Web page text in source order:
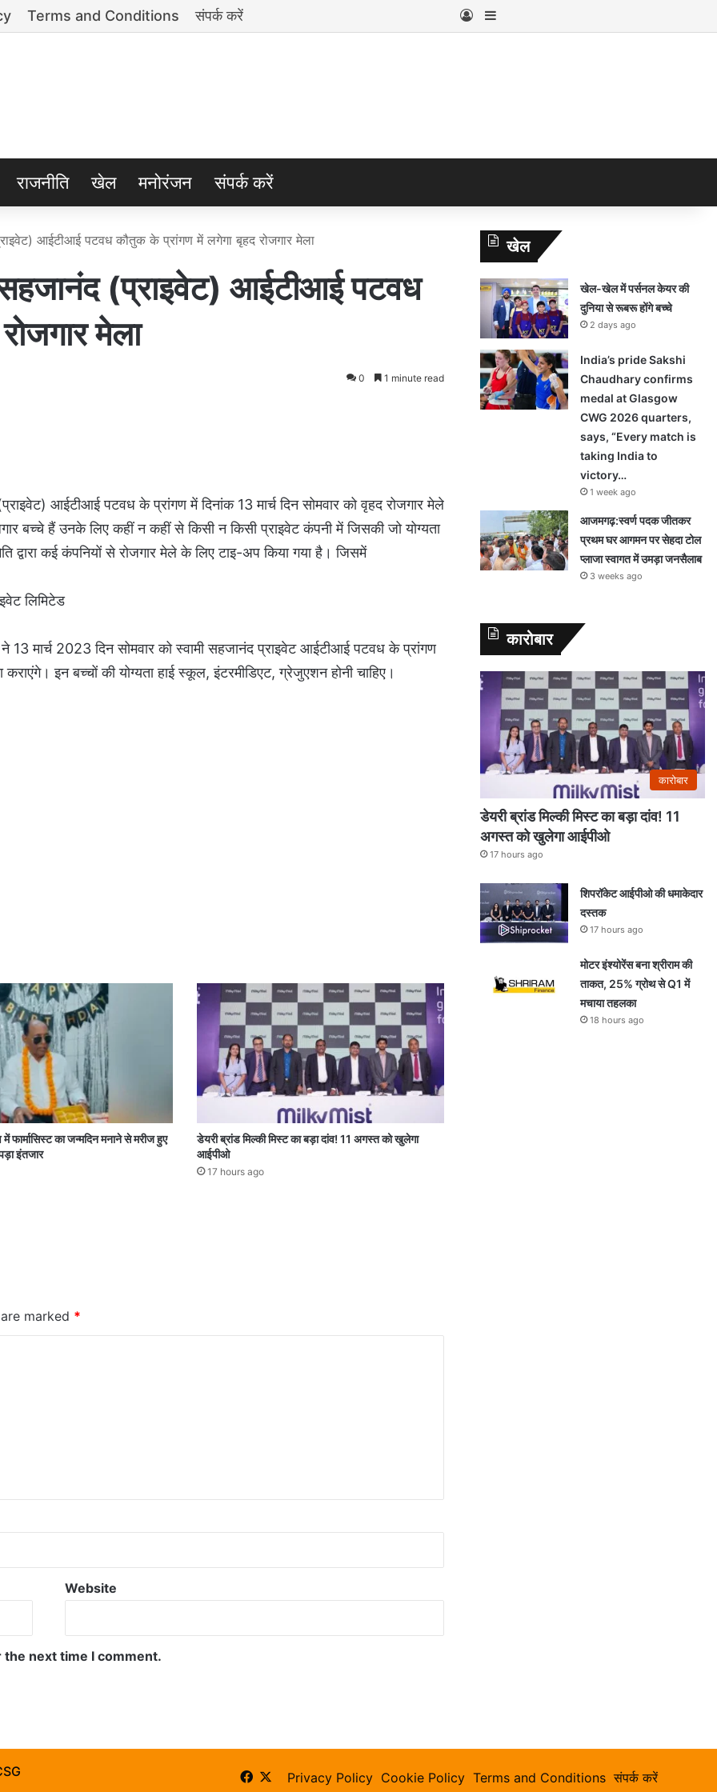
Terms and Conditions संपर्क करें Log InSidebar
राजनीति खेल मनोरंजन संपर्क करें
आईटीआई पटवध कौतुक के प्रांगण में लगेगा बृहद रोजगार मेला
(प्राइवेट) आईटीआई पटवध
मेला
0 1 minute read
आईटीआई पटवध के प्रांगण में दिनांक 13 मार्च दिन सोमवार को वृहद रोजगार मेले
बच्चे हैं उनके लिए कहीं न कहीं से किसी न किसी प्राइवेट कंपनी में जिसकी जो योग्यता
कई कंपनियों से रोजगार मेले के लिए टाइ-अप किया गया है। जिसमें
लिमिटेड
मार्च 2023 दिन सोमवार को स्वामी सहजानंद प्राइवेट आईटीआई पटवध के प्रांगण
इन बच्चों की योग्यता हाई स्कूल, इंटरमीडिएट, ग्रेजुएशन होनी चाहिए।
फार्मासिस्ट का जन्मदिन मनाने से मरीज हुए
इंतजार
डेयरी ब्रांड मिल्की मिस्ट का बड़ा दांव! 11 अगस्त को खुलेगा
आईपीओ
17 hours ago
marked *
Website
next time I comment.
खेल
खेल-खेल में पर्सनल केयर की
दुनिया से रूबरू होंगे बच्चे
2 days ago
India’s pride Sakshi
Chaudhary confirms
medal at Glasgow
CWG 2026 quarters,
says, “Every match is
taking India to
victory…
1 week ago
आजमगढ़:स्वर्ण पदक जीतकर
प्रथम घर आगमन पर सेहदा टोल
प्लाजा स्वागत में उमड़ा जनसैलाब
3 weeks ago
कारोबार
कारोबार
डेयरी ब्रांड मिल्की मिस्ट का बड़ा दांव! 11
अगस्त को खुलेगा आईपीओ
17 hours ago
शिपरॉकेट आईपीओ की धमाकेदार
दस्तक
17 hours ago
मोटर इंश्योरेंस बना श्रीराम की
ताकत, 25% ग्रोथ से Q1 में
मचाया तहलका
18 hours ago
Privacy Policy Cookie Policy Terms and Conditions संपर्क करें
Facebook